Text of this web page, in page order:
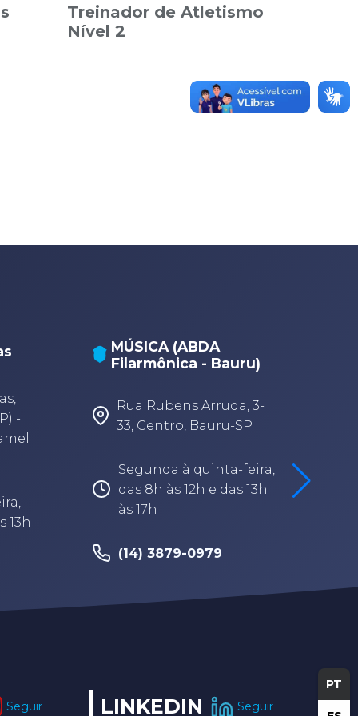
PT
Treinador de Atletismo
Nível 2
-
13h
MÚSICA (ABDA
Filarmônica - Bauru)
Rua Rubens Arruda, 3-
33, Centro, Bauru-SP
Segunda à quinta-feira,
das 8h às 12h e das 13h
às 17h
(14) 3879-0979
Seguir LINKEDIN Seguir